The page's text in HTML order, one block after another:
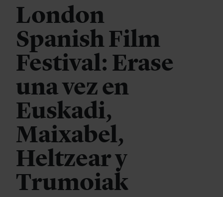
London
Spanish Film
Festival: Erase
una vez en
Euskadi,
Maixabel,
Heltzear y
Trumoiak